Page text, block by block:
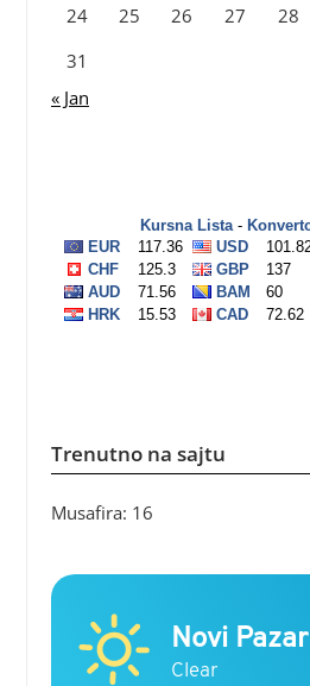
24
25 26 27 28
31
« Jan
Trenutno na sajtu
Musafira: 16
Novi Pazar
Clear